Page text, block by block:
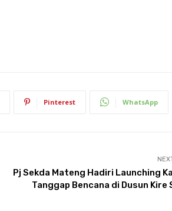
Pinterest WhatsApp
Pj Sekda Mateng Hadiri Launching
Tanggap Bencana di Dusun Kire